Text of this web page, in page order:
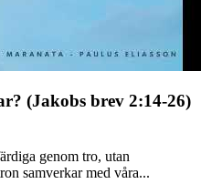
(Jakobs brev 2:14-26)
genom tro, utan
samverkar med våra...